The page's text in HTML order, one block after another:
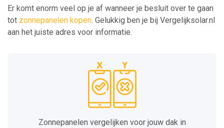
Er komt enorm veel op je af wanneer je besluit over te gaan
tot zonnepanelen kopen. Gelukkig ben je bij Vergelijksolar.nl
aan het juiste adres voor informatie.
Zonnepanelen vergelijken voor jouw dak in